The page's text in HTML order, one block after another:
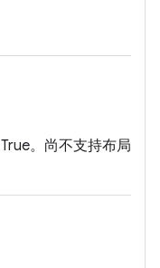
。尚不支持布局